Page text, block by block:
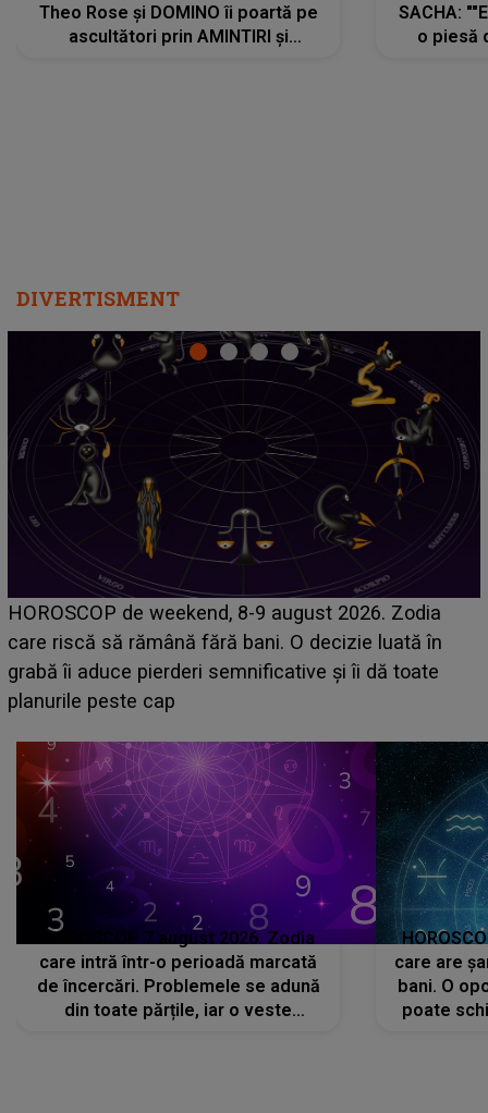
Theo Rose și DOMINO îi poartă pe
ascultători prin AMINTIRI și
SACHA:
o piesă
DIVERTISMENT
Emanuel a ținut ACEST DETALIU ASCUNS până
acum! În fața Alexandrei, concurentul din Casa Iubirii
face o MĂRTURISIRE NEAȘTEPTATĂ despre mama
sa: "I-am spus și ei în față, eu nu te iubesc pentru
HOROSCOP 7 august 2026. Zodia
care intră într-o perioadă marcată
de încercări. Problemele se adună
din toate părțile, iar o veste
care are
bani. O
poate